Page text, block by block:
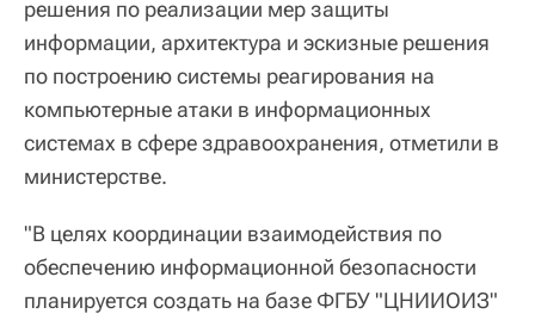
решения по реализации мер защиты
информации, архитектура и эскизные решения
по построению системы реагирования на
компьютерные атаки в информационных
системах в сфере здравоохранения, отметили в
министерстве.
"В целях координации взаимодействия по
обеспечению информационной безопасности
планируется создать на базе ФГБУ "ЦНИИОИЗ"